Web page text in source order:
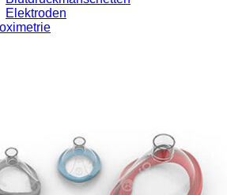
Elektroden